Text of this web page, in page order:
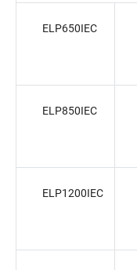
ELP650IEC
ELP850IEC
ELP1200IEC